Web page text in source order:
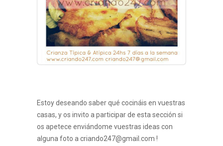
Estoy deseando saber qué cocináis en vuestras
casas, y os invito a participar de esta sección si
os apetece enviándome vuestras ideas con
alguna foto a criando247@gmail.com !